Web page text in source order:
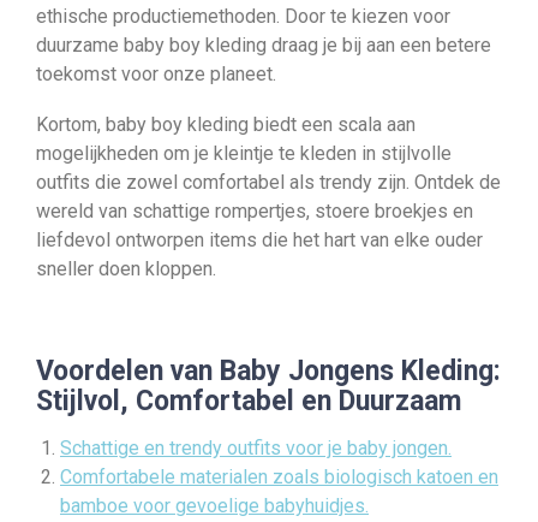
ethische productiemethoden. Door te kiezen voor
duurzame baby boy kleding draag je bij aan een betere
toekomst voor onze planeet.
Kortom, baby boy kleding biedt een scala aan
mogelijkheden om je kleintje te kleden in stijlvolle
outfits die zowel comfortabel als trendy zijn. Ontdek de
wereld van schattige rompertjes, stoere broekjes en
liefdevol ontworpen items die het hart van elke ouder
sneller doen kloppen.
Voordelen van Baby Jongens Kleding:
Stijlvol, Comfortabel en Duurzaam
Schattige en trendy outfits voor je baby jongen.
Comfortabele materialen zoals biologisch katoen en
bamboe voor gevoelige babyhuidjes.